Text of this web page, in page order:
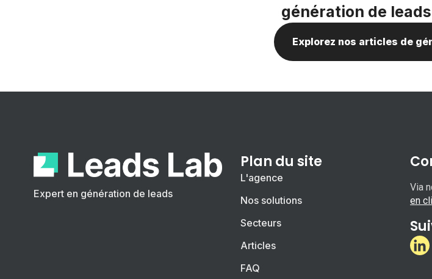
génération de
Explorez nos articles de
Expert en génération de leads
Plan du site
L'agence
Nos solutions
Secteurs
Articles
FAQ
Via
en